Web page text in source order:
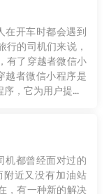
在开车时都会遇到
行的司机们来说，
有了穿越者微信小
越者微信小程序是
，它为用户提...
机都曾经面对过的
近又没有加油站
，有一种新的解决